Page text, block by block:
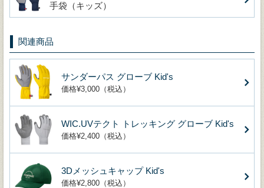
手袋（キッズ）
関連商品
サンダーパス グローブ Kid's
価格¥3,000（税込）
WIC.UVテクト トレッキング グローブ Kid's
価格¥2,400（税込）
3Dメッシュキャップ Kid's
価格¥2,800（税込）